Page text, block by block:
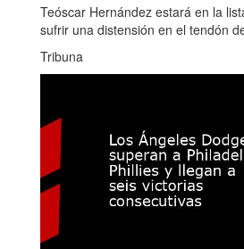
Teóscar Hernández estará en la
sufrir una distensión en el tendón
Tribuna